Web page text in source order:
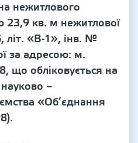
нежитлового
кв. м нежитлової
літ. «В-1», інв. №
за адресою: м.
що обліковується на
–
«Об’єднання